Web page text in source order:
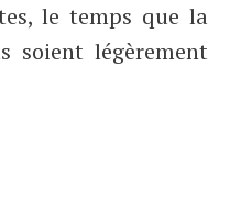
le temps que la
soient légèrement